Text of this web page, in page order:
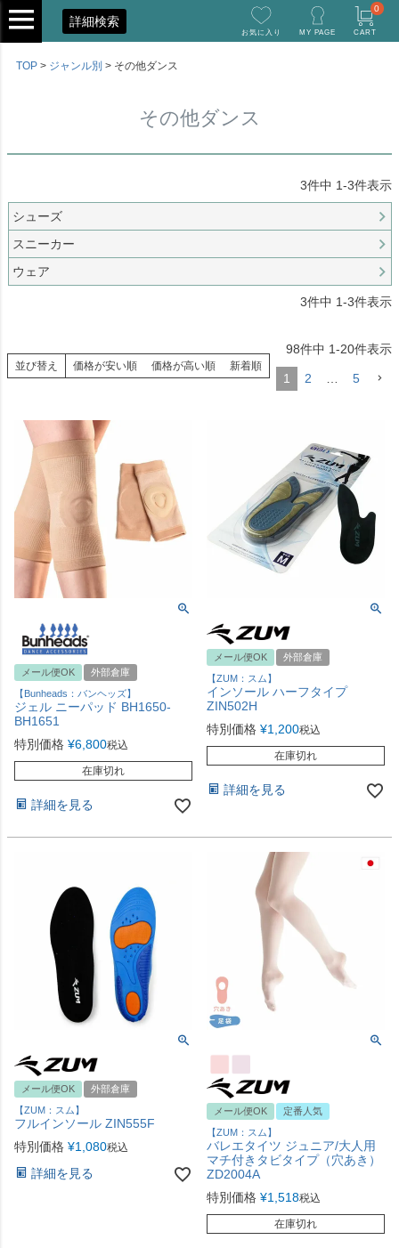
詳細検索
お気に入り MY PAGE CART
0
TOP ジャンル別 その他ダンス
その他ダンス
3件中 1-3件表示
シューズ
スニーカー
ウェア
3件中 1-3件表示
並び替え 価格が安い順 価格が高い順 新着順
98件中 1-20件表示
1 2 … 5
メール便OK
外部倉庫
【Bunheads：バンヘッズ】
ジェル ニーパッド BH1650-
BH1651
特別価格 ¥6,800税込
在庫切れ
詳細を見る
メール便OK
外部倉庫
【ZUM：スム】
インソール ハーフタイプ
ZIN502H
特別価格 ¥1,200税込
在庫切れ
詳細を見る
メール便OK
外部倉庫
【ZUM：スム】
フルインソール ZIN555F
特別価格 ¥1,080税込
詳細を見る
メール便OK
定番人気
【ZUM：スム】
バレエタイツ ジュニア/大人用
マチ付きタビタイプ（穴あき）
ZD2004A
特別価格 ¥1,518税込
在庫切れ